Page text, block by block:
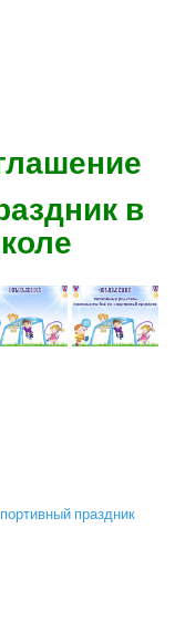
в
праздник